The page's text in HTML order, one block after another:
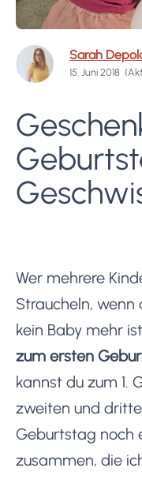
Sarah
15. Juni 2018
Wer mehrere
Straucheln, wenn
kein Baby mehr
zum ersten
kannst du zum 1.
zweiten und
Geburtstag noch
zusammen, die